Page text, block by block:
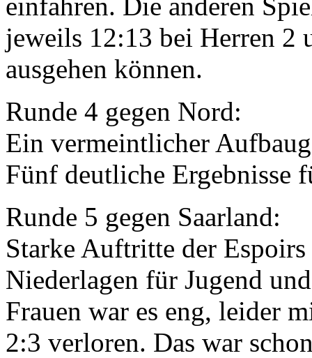
jeweils 12:13 bei Herren 2
ausgehen können.
Runde 4 gegen Nord:
Ein vermeintlicher
Fünf deutliche Ergebnisse
Runde 5 gegen Saarland:
Starke Auftritte der
Niederlagen für Jugend
Frauen war es eng, leider
2:3 verloren. Das war